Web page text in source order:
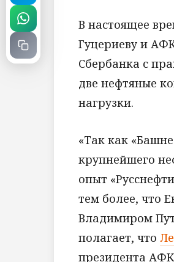
В настоящее
Гуцериеву и
Сбербанка с
две нефтяные
нагрузки.
«Так как
крупнейшего
опыт
тем более, что
Владимиром
полагает, что
президента